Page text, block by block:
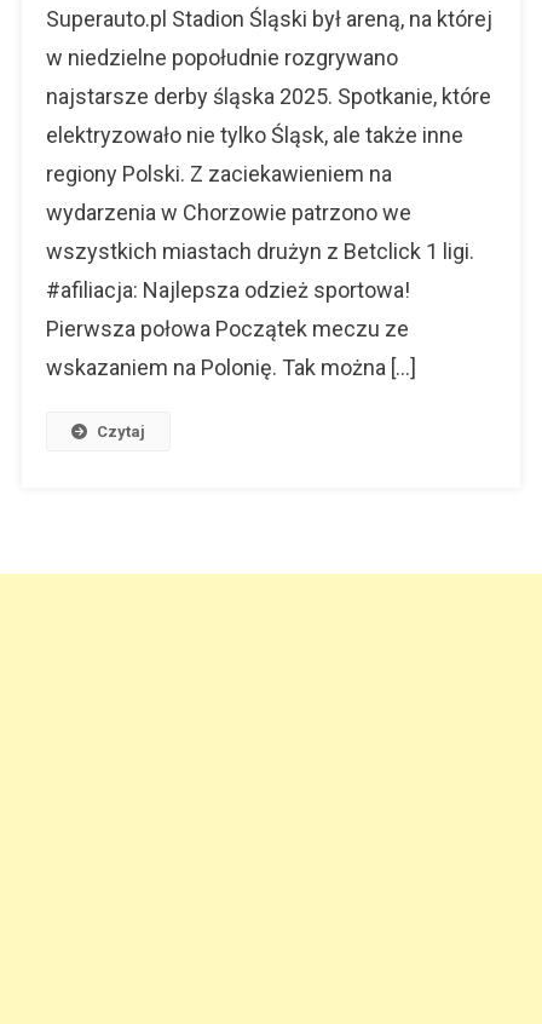
Śląska
Superauto.pl Stadion Śląski był areną, na której
w niedzielne popołudnie rozgrywano
najstarsze derby śląska 2025. Spotkanie, które
elektryzowało nie tylko Śląsk, ale także inne
regiony Polski. Z zaciekawieniem na
wydarzenia w Chorzowie patrzono we
wszystkich miastach drużyn z Betclick 1 ligi.
#afiliacja: Najlepsza odzież sportowa!
Pierwsza połowa Początek meczu ze
wskazaniem na Polonię. Tak można […]
Czytaj